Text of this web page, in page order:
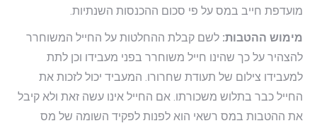
מועדפת חייב במס על פי סכום ההכנסות השנתיות.
מימוש ההטבות: לשם קבלת ההחלטות על החייל המשוחרר
להצהיר על כך שהינו חייל משוחרר בפני מעבידו וכן לתת
למעבידו צילום של תעודת שחרורו. המעביד יכול לזכות את
החייל כבר בתלוש משכורתו. אם החייל אינו עשה זאת ולא קיבל
את ההטבות במס רשאי הוא לפנות לפקיד השומה של מס